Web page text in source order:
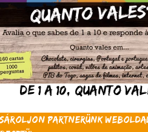
De 1 a 10, Quanto
partnerünk